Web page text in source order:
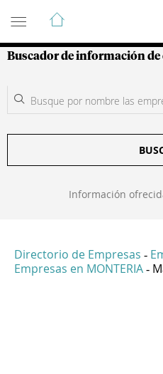
Guía de Empresas
Buscador de información de
Información
Directorio de Empresas -
Empresas en MONTERIA -